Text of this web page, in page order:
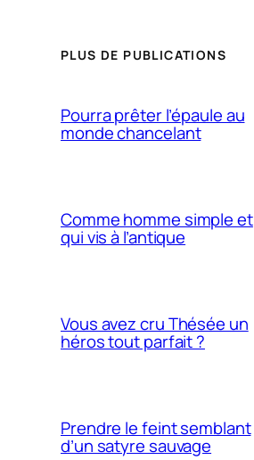
PLUS DE PUBLICATIONS
Pourra prêter l’épaule au
monde chancelant
Comme homme simple et
qui vis à l’antique
Vous avez cru Thésée un
héros tout parfait ?
Prendre le feint semblant
d’un satyre sauvage